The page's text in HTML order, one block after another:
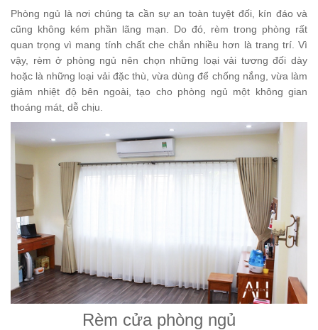
Phòng ngủ là nơi chúng ta cần sự an toàn tuyệt đối, kín đáo và
cũng không kém phần lãng mạn. Do đó, rèm trong phòng rất
quan trọng vì mang tính chất che chắn nhiều hơn là trang trí. Vì
vậy, rèm ở phòng ngủ nên chọn những loại vải tương đối dày
hoặc là những loại vải đặc thù, vừa dùng để chống nắng, vừa làm
giảm nhiệt độ bên ngoài, tạo cho phòng ngủ một không gian
thoáng mát, dễ chịu.
Rèm cửa phòng ngủ